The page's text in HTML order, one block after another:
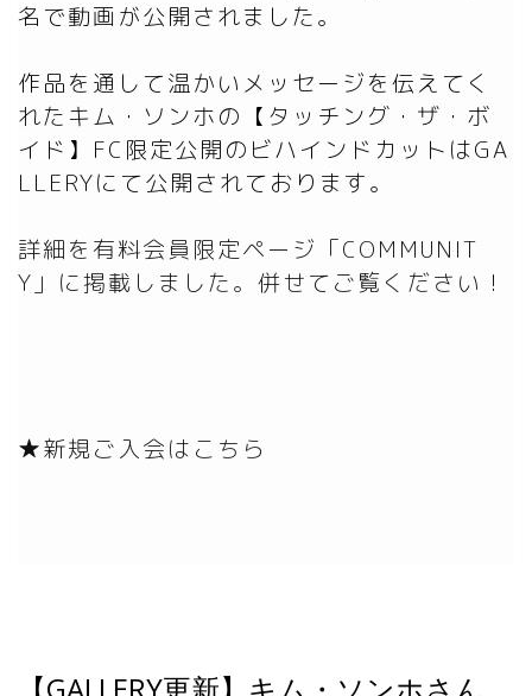
名で動画が公開されました。
作品を通して温かいメッセージを伝えてく
れたキム・ソンホの【タッチング・ザ・ボ
イド】FC限定公開のビハインドカットはGA
詳細を有料会員限定ページ「COMMUNIT
Y」に掲載しました。併せてご覧ください！
★新規ご入会はこちら